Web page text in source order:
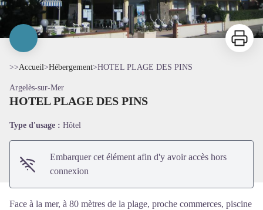
Imprimer
>>Accueil>Hébergement>HOTEL PLAGE DES PINS
Argelès-sur-Mer
HOTEL PLAGE DES PINS
Type d'usage : Hôtel
Embarquer cet élément afin d'y avoir accès hors
connexion
Face à la mer, à 80 mètres de la plage, proche commerces, piscine